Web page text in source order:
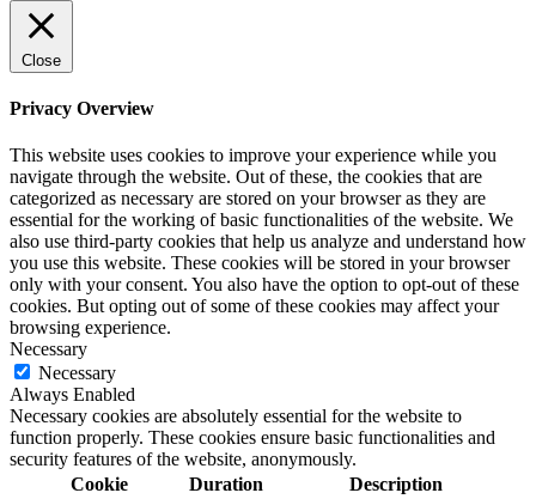
Close
Privacy Overview
This website uses cookies to improve your experience while you
navigate through the website. Out of these, the cookies that are
categorized as necessary are stored on your browser as they are
essential for the working of basic functionalities of the website. We
also use third-party cookies that help us analyze and understand how
you use this website. These cookies will be stored in your browser
only with your consent. You also have the option to opt-out of these
cookies. But opting out of some of these cookies may affect your
browsing experience.
Necessary
Necessary
Always Enabled
Necessary cookies are absolutely essential for the website to
function properly. These cookies ensure basic functionalities and
security features of the website, anonymously.
Cookie
Duration Description